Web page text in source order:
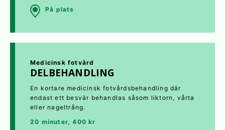
På plats
Medicinsk fotvård
DELBEHANDLING
En kortare medicinsk fotvårdsbehandling där
endast ett besvär behandlas såsom liktorn, vårta
eller nageltrång.
20 minuter, 400 kr